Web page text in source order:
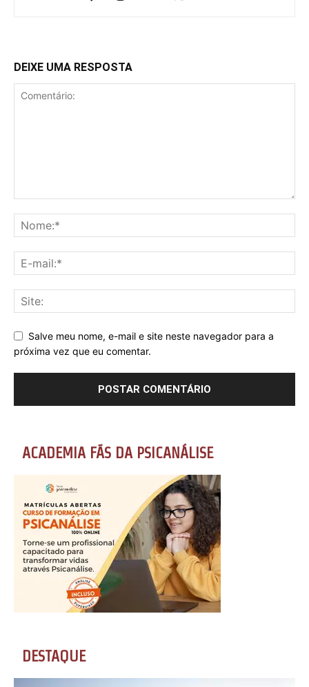
DEIXE UMA RESPOSTA
Salve meu nome, e-mail e site neste navegador para a
próxima vez que eu comentar.
ACADEMIA FÃS DA PSICANÁLISE
DESTAQUE